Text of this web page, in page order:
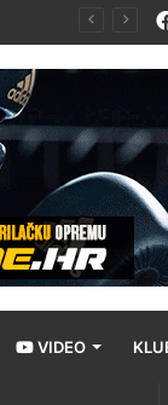
VIDEO